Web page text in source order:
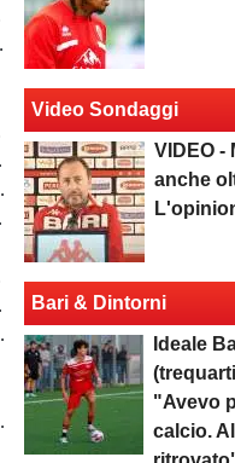
Video Sondaggi
VIDEO -
anche
Bari & Dintorni
Ideale
"Avevo
calcio.